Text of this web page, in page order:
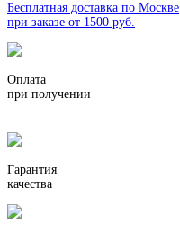
Бесплатная доставка по Москве
при заказе от 1500 руб.
Оплата
при получении
Гарантия
качества